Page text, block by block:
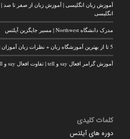
آموزش زبان انگلیسی | آموزش زبان از صفر تا صد |
انگلیسی
مدرک دانشگاه Northwest | مسیر جایگزین آیلتس
5 تا از بهترین آموزشگاه زبان + نظرات زبان آموزان | بهترین موسسه زبان در تهران
آموزش گرامر افعال say و tell | تفاوت افعال say و tell
کلمات کلیدی
دوره های آیلتس